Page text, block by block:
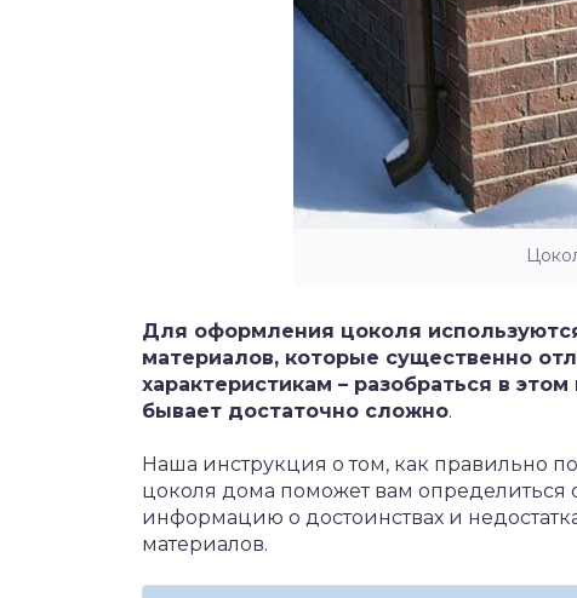
Для оформления цоколя
материалов, которые существенно
характеристикам – разобраться в
бывает достаточно сложно.
Наша инструкция о том, как правильно
цоколя дома поможет вам
информацию о достоинствах и
материалов.